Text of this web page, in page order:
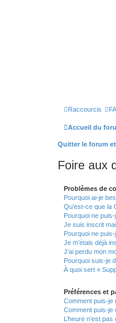
Raccourcis
Accueil du
Quitter le forum
Foire aux
Problèmes de
Pourquoi ai-je
Qu’est-ce que la
Pourquoi ne
Je suis inscrit
Pourquoi ne
Je m’étais déjà
J’ai perdu mon
Pourquoi suis-je
À quoi sert «
Préférences et
Comment puis-je
Comment puis-je
L’heure n’est